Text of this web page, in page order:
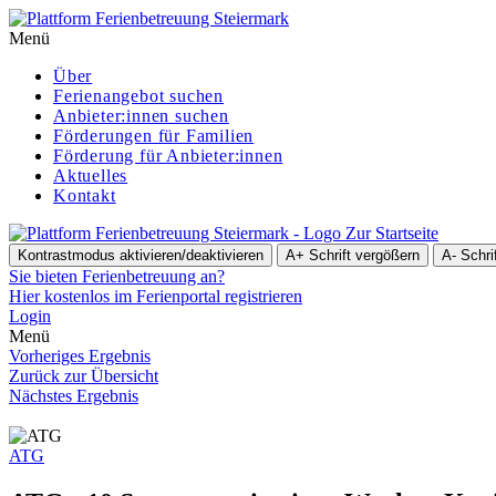
Menü
Über
Ferienangebot suchen
Anbieter:innen suchen
För­de­run­gen für Familien
Förderung für Anbieter:innen
Aktuelles
Kontakt
Zur Startseite
Kontrastmodus aktivieren/deaktivieren A+ Schrift vergößern A-
Sie bieten Ferienbetreuung an?
Hier kostenlos im Ferienportal registrieren
Login
Menü
Vorheriges Ergebnis
Zurück zur Übersicht
Nächstes Ergebnis
ATG